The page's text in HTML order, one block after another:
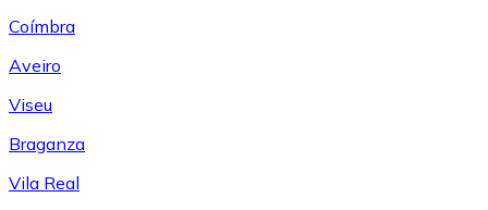
Coímbra
Aveiro
Viseu
Braganza
Vila Real